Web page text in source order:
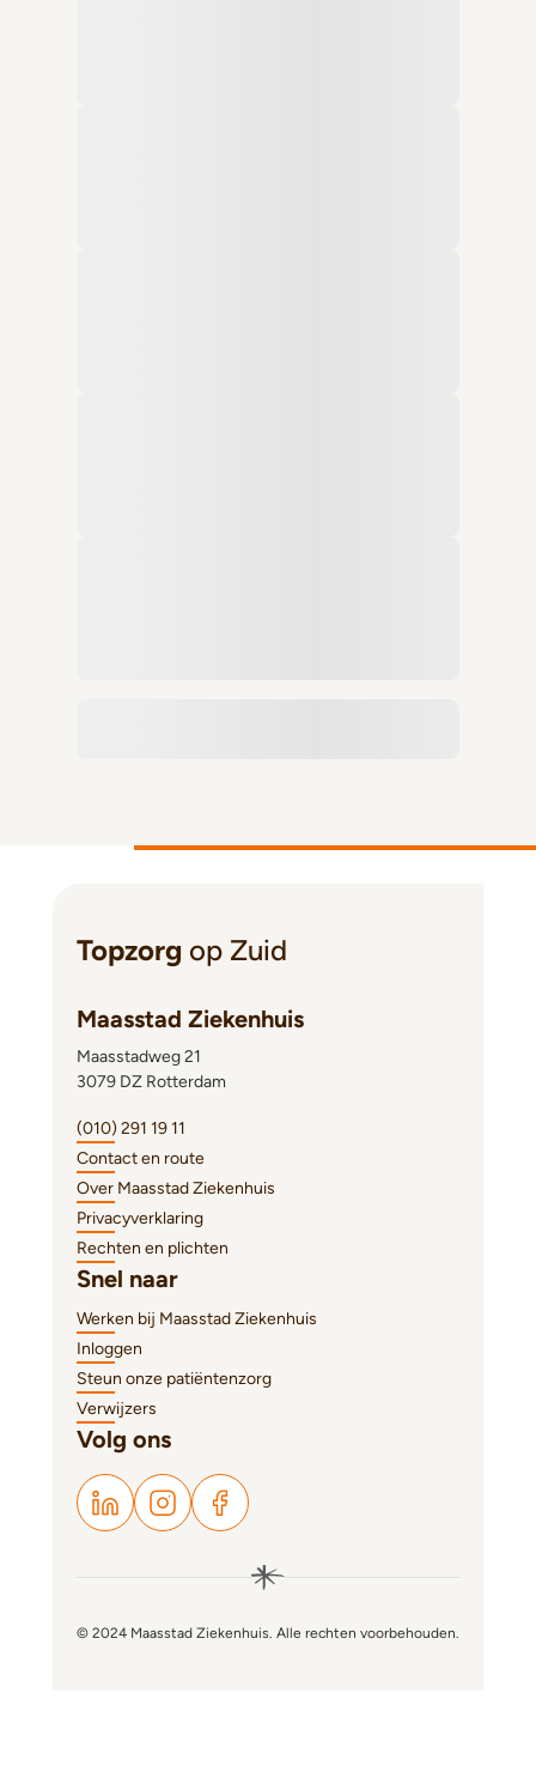
Topzorg op Zuid
Maasstad Ziekenhuis
Maasstadweg 21
3079 DZ Rotterdam
(010) 291 19 11
Contact en route
Over Maasstad Ziekenhuis
Privacyverklaring
Rechten en plichten
Snel naar
Werken bij Maasstad Ziekenhuis
Inloggen
Steun onze patiëntenzorg
Verwijzers
Volg ons
© 2024 Maasstad Ziekenhuis. Alle rechten voorbehouden.